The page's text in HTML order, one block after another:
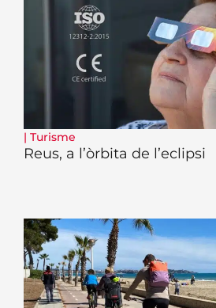
| Turisme
Reus, a l’òrbita de l’eclipsi